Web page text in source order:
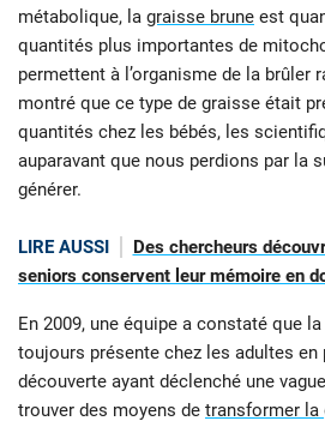
métabolique, la graisse brune est
quantités plus importantes de
permettent à l’organisme de la brûler
montré que ce type de graisse était
quantités chez les bébés, les
auparavant que nous perdions par la
générer.
LIRE AUSSI
Des chercheurs
seniors conservent leur mémoire en
En 2009, une équipe a constaté que
toujours présente chez les adultes
découverte ayant déclenché une
trouver des moyens de transformer la